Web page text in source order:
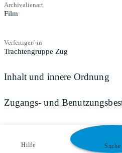
Archivalienart
Film
Verfertiger/-in
Trachtengruppe Zug
Inhalt und innere Ordnung
Zugangs- und
Hilfe Suche